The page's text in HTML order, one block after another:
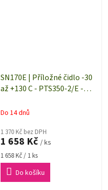
SN170E | Příložné čidlo -30
až +130 C - PTS350-2/E -
Do 14 dnů
1 370 Kč bez DPH
1 658 Kč / ks
Měrná
cena:
1 658 Kč / 1 ks
Do košíku